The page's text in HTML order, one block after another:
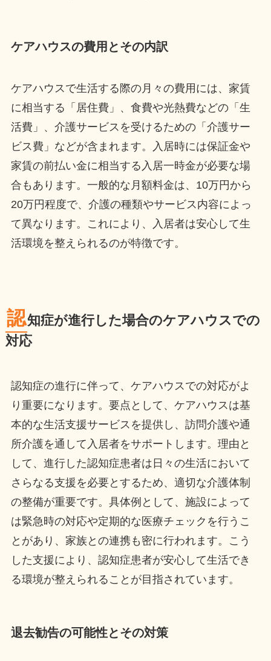
ケアハウスの費用とその内訳
ケアハウスで生活する際の月々の費用には、家賃
に相当する「居住費」、食費や光熱費などの「生
活費」、介護サービスを受けるための「介護サー
ビス費」などが含まれます。入居時には保証金や
家賃の前払い金に相当する入居一時金が必要な場
合もあります。一般的な月額料金は、10万円から
20万円程度で、介護の種類やサービス内容によっ
て異なります。これにより、入居者は安心して生
活環境を整えられるのが特徴です。
認知症が進行した場合のケアハウスでの
対応
認知症の進行に伴って、ケアハウスでの対応がよ
り重要になります。要点として、ケアハウスは基
本的な生活支援サービスを提供し、訪問介護や通
所介護を通して入居者をサポートします。理由と
して、進行した認知症患者は日々の生活において
さらなる支援を必要とするため、適切な介護体制
の整備が重要です。具体例として、施設によって
は緊急時の対応や定期的な医療チェックを行うこ
とがあり、家族との連携も密に行われます。こう
した支援により、認知症患者が安心して生活でき
る環境が整えられることが目指されています。
退去勧告の可能性とその対策